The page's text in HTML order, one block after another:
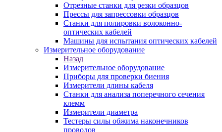
Отрезные станки для резки образцов
Прессы для запрессовки образцов
Станки для полировки волоконно-
оптических кабелей
Машины для испытания оптических кабелей
Измерительное оборудование
Назад
Измерительное оборудование
Приборы для проверки биения
Измерители длины кабеля
Станки для анализа поперечного сечения
клемм
Измерители диаметра
Тестеры силы обжима наконечников
проводов